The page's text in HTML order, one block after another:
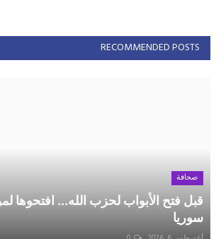
RECOMMENDED POSTS
صحافة
قبل فتح الأبواب لحزب الله... افتحوها
سوريا